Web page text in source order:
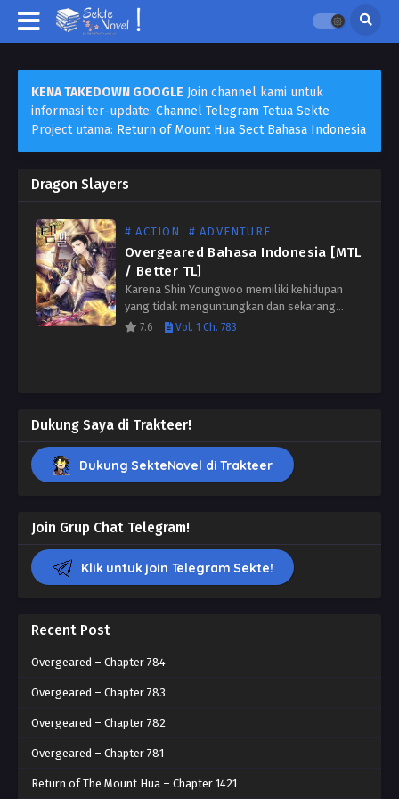
KENA TAKEDOWN GOOGLE Join channel kami untuk
informasi ter-update: Channel Telegram Tetua Sekte
Project utama: Return of Mount Hua Sect Bahasa Indonesia
Dragon Slayers
# ACTION # ADVENTURE
Overgeared Bahasa Indonesia [MTL
/ Better TL]
Karena Shin Youngwoo memiliki kehidupan
yang tidak menguntungkan dan sekarang
terjebak membawa batu bata di lokasi
7.6 Vol. 1 Ch. 783
Dukung Saya di Trakteer!
Dukung SekteNovel di Trakteer
Join Grup Chat Telegram!
Klik untuk join Telegram Sekte!
Recent Post
Overgeared – Chapter 784
Overgeared – Chapter 783
Overgeared – Chapter 782
Overgeared – Chapter 781
Return of The Mount Hua – Chapter 1421